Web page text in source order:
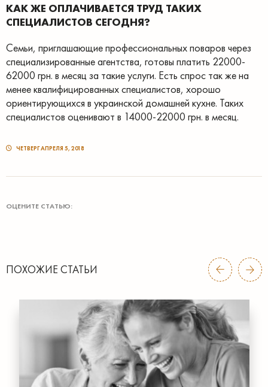
КАК ЖЕ ОПЛАЧИВАЕТСЯ ТРУД ТАКИХ
СПЕЦИАЛИСТОВ СЕГОДНЯ?
Семьи, приглашающие профессиональных поваров через
специализированные агентства, готовы платить 22000-
62000 грн. в месяц за такие услуги. Есть спрос так же на
менее квалифицированных специалистов, хорошо
ориентирующихся в украинской домашней кухне. Таких
специалистов оценивают в 14000-22000 грн. в месяц.
ЧЕТВЕРГ АПРЕЛЯ 5, 2018
ОЦЕНИТЕ СТАТЬЮ:
ПОХОЖИЕ СТАТЬИ